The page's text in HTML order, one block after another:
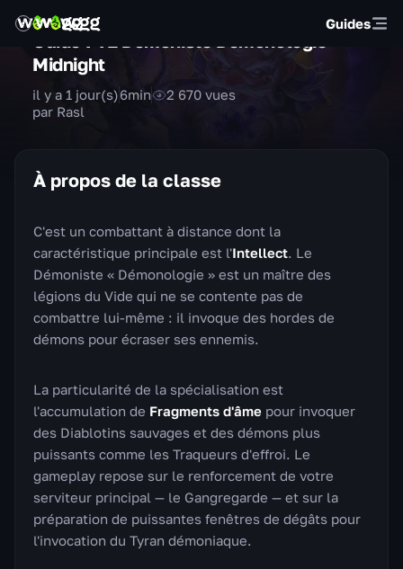
Guides
Midnight
par Rasl
il y a 1 jour(s)6min 2 670 vues
À propos de la classe
C'est un combattant à distance dont la
caractéristique principale est l'Intellect. Le
Démoniste « Démonologie » est un maître des
légions du Vide qui ne se contente pas de
combattre lui-même : il invoque des hordes de
démons pour écraser ses ennemis.
La particularité de la spécialisation est
l'accumulation de Fragments d'âme pour invoquer
des Diablotins sauvages et des démons plus
puissants comme les Traqueurs d'effroi. Le
gameplay repose sur le renforcement de votre
serviteur principal — le Gangregarde — et sur la
préparation de puissantes fenêtres de dégâts pour
l'invocation du Tyran démoniaque.